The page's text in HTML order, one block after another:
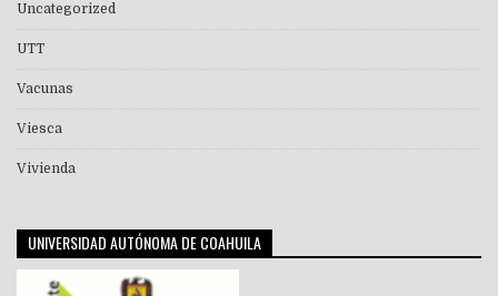
Uncategorized
UTT
Vacunas
Viesca
Vivienda
UNIVERSIDAD AUTÓNOMA DE COAHUILA